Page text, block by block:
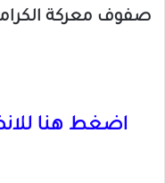
صفوف معركة
اضغط هنا